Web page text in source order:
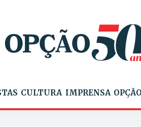
CULTURA IMPRENSA